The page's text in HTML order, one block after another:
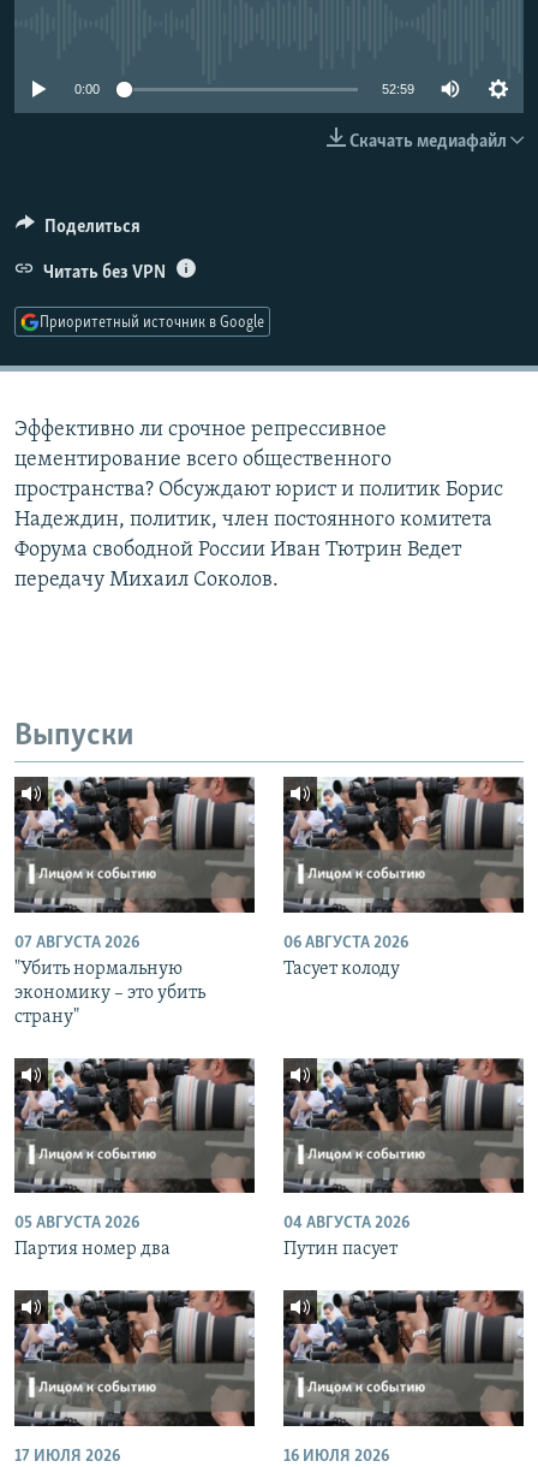
0:00 52:59
Скачать медиафайл
Поделиться
Читать без VPN
Приоритетный источник в Google
Эффективно ли срочное репрессивное
цементирование всего общественного
пространства? Обсуждают юрист и политик Борис
Надеждин, политик, член постоянного комитета
Форума свободной России Иван Тютрин Ведет
передачу Михаил Соколов.
Выпуски
07 АВГУСТА 2026
"Убить нормальную
экономику – это убить
страну"
06 АВГУСТА 2026
Тасует колоду
05 АВГУСТА 2026
Партия номер два
04 АВГУСТА 2026
Путин пасует
17 ИЮЛЯ 2026 16 ИЮЛЯ 2026